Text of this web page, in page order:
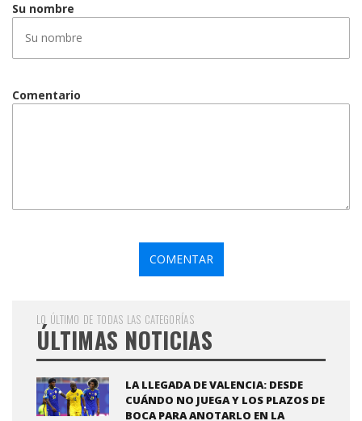
Su nombre
Comentario
LO ÚLTIMO DE TODAS LAS CATEGORÍAS
ÚLTIMAS NOTICIAS
LA LLEGADA DE VALENCIA: DESDE
CUÁNDO NO JUEGA Y LOS PLAZOS DE
BOCA PARA ANOTARLO EN LA